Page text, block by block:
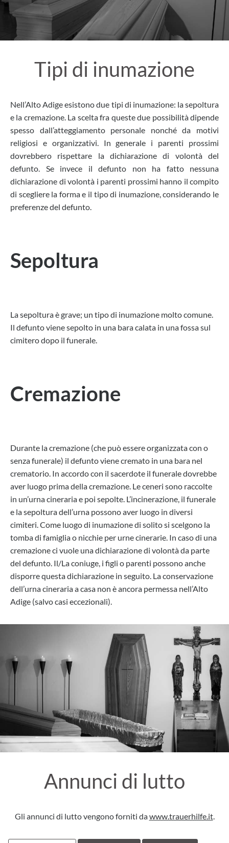
Tipi di inumazione
Nell’Alto Adige esistono due tipi di inumazione: la sepoltura
e la cremazione. La scelta fra queste due possibilità dipende
spesso dall’atteggiamento personale nonché da motivi
religiosi e organizzativi. In generale i parenti prossimi
dovrebbero rispettare la dichiarazione di volontà del
defunto. Se invece il defunto non ha fatto nessuna
dichiarazione di volontà i parenti prossimi hanno il compito
di scegliere la forma e il tipo di inumazione, considerando le
preferenze del defunto.
Sepoltura
La sepoltura è grave; un tipo di inumazione molto comune.
Il defunto viene sepolto in una bara calata in una fossa sul
cimitero dopo il funerale.
Cremazione
Durante la cremazione (che può essere organizzata con o
senza funerale) il defunto viene cremato in una bara nel
crematorio. In accordo con il sacerdote il funerale dovrebbe
aver luogo prima della cremazione. Le ceneri sono raccolte
in un’urna cineraria e poi sepolte. L’incinerazione, il funerale
e la sepoltura dell’urna possono aver luogo in diversi
cimiteri. Come luogo di inumazione di solito si scelgono la
tomba di famiglia o nicchie per urne cinerarie. In caso di una
cremazione ci vuole una dichiarazione di volontà da parte
del defunto. Il/La coniuge, i figli o parenti possono anche
disporre questa dichiarazione in seguito. La conservazione
dell’urna cineraria a casa non è ancora permessa nell’Alto
Adige (salvo casi eccezionali).
Annunci di lutto
Gli annunci di lutto vengono forniti dawww.trauerhilfe.it.